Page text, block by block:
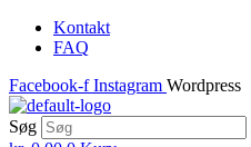
Skip
content
Kontakt
FAQ
Facebook-f Instagram Wordpress
Søg